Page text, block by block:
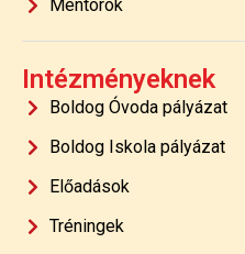
Mentorok
Intézményeknek
Boldog Óvoda pályázat
Boldog Iskola pályázat
Előadások
Tréningek